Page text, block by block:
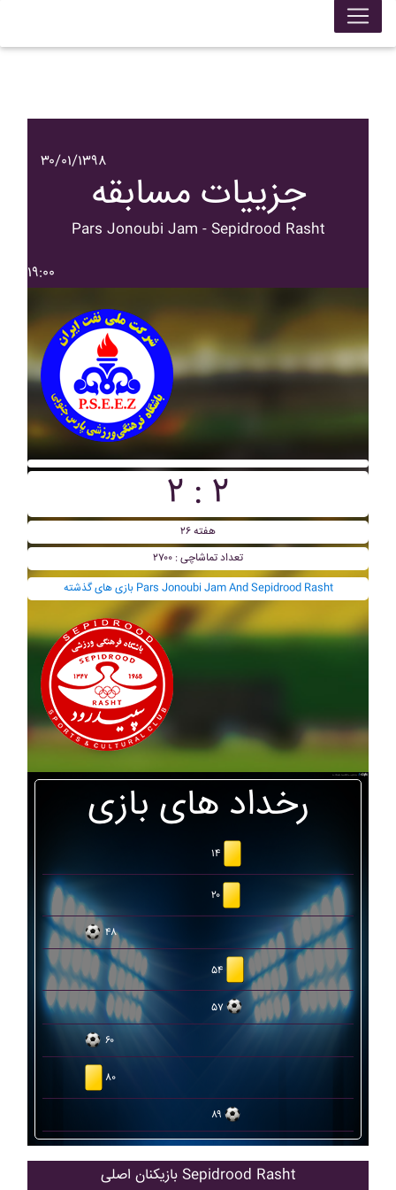
۳۰/۰۱/۱۳۹۸
جزییات مسابقه
Pars Jonoubi Jam - Sepidrood Rasht
۱۹:۰۰
۲ : ۲
هفته ۲۶
تعداد تماشاچی : ۲۷۰۰
بازی های گذشته Pars Jonoubi Jam And Sepidrood Rasht
رخداد های بازی
۱۴
۲۰
۴۸
۵۴
۵۷
۶۰
۸۰
۸۹
بازیکنان اصلی Sepidrood Rasht